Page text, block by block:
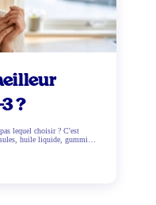
?
lequel choisir ? C'est
huile liquide, gummies,
ce blog, nous t'aidons